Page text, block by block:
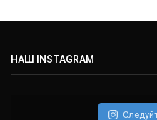
НАШ INSTAGRAM